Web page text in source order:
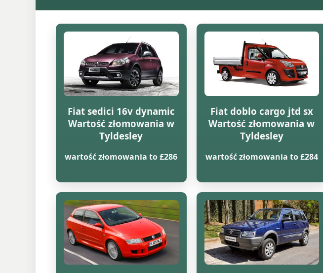
Fiat sedici 16v dynamic
Wartość złomowania w
Tyldesley
wartość złomowania to £286
Fiat doblo cargo jtd sx
Wartość złomowania w
Tyldesley
wartość złomowania to £284